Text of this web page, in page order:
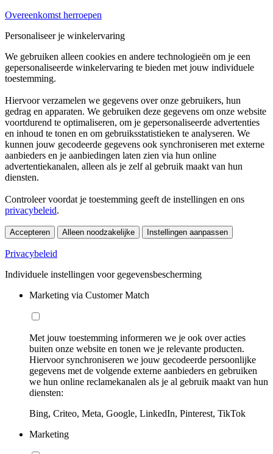
Overeenkomst herroepen
Personaliseer je winkelervaring
We gebruiken alleen cookies en andere technologieën om je een
gepersonaliseerde winkelervaring te bieden met jouw individuele
toestemming.
Hiervoor verzamelen we gegevens over onze gebruikers, hun
gedrag en apparaten. We gebruiken deze gegevens om onze website
voortdurend te optimaliseren, om je gepersonaliseerde advertenties
en inhoud te tonen en om gebruiksstatistieken te analyseren. We
kunnen jouw gecodeerde gegevens ook synchroniseren met externe
aanbieders en je aanbiedingen laten zien via hun online
advertentiekanalen, alleen als je zelf al gebruik maakt van hun
diensten.
Controleer voordat je toestemming geeft de instellingen en ons
privacybeleid.
Accepteren Alleen noodzakelijke Instellingen aanpassen
Privacybeleid
Individuele instellingen voor gegevensbescherming
Marketing via Customer Match
Met jouw toestemming informeren we je ook over acties
buiten onze website en tonen we je relevante producten.
Hiervoor synchroniseren we jouw gecodeerde persoonlijke
gegevens met de volgende externe aanbieders en gebruiken
we hun online reclamekanalen als je al gebruik maakt van hun
diensten:
Bing, Criteo, Meta, Google, LinkedIn, Pinterest, TikTok
Marketing